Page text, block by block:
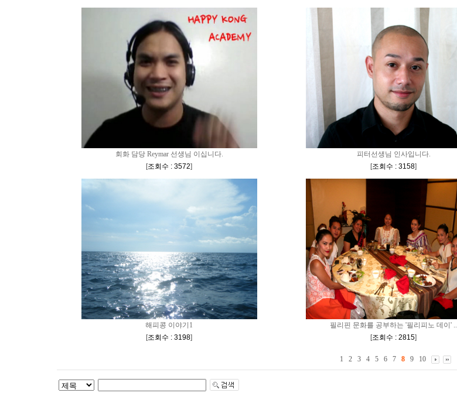
회화 담당 Reymar 선생님 이십니다.
[조회수 : 3572]
피터선생님 인사입니다.
[조회수 : 3158]
해피콩 이야기1
[조회수 : 3198]
필리핀 문화를 공부하는 '필리피노 데이' ..
[조회수 : 2815]
1 2 3 4 5 6 7 8 9 10